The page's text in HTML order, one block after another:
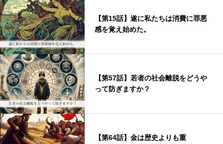
【第15話】遂に私たちは消費に罪悪
感を覚え始めた。
【第57話】若者の社会離脱をどうや
って防ぎますか？
【第64話】金は歴史よりも重